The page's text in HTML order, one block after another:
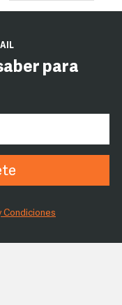
para
Condiciones